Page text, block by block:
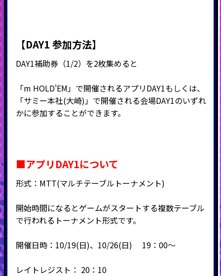
【DAY1 参加方法】
DAY1補助券（1/2）を2枚集めると
「m HOLD'EM」で開催されるアプリDAY1もしくは、
「サミー本社(大崎)」で開催される会場DAY1のいずれ
かに参加することができます。
■アプリDAY1について
形式： MTT(マルチテーブルトーナメント)
開始時間になるとゲームがスタートする複数テーブル
で行われるトーナメント形式です。
開催日時：10/19(日)、10/26(日) 19：00～
レイトレジスト： 20：10